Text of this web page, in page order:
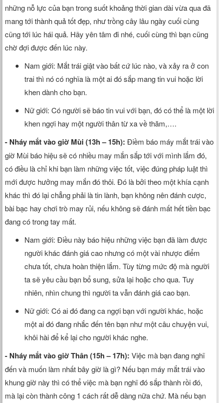
những nỗ lực của bạn trong suốt khoảng thời gian dài vừa qua đã
mang tới thành quả tốt đẹp, như trồng cây lâu ngày cuối cùng
cũng tới lúc hái quả. Hãy yên tâm đi nhé, cuối cùng thì bạn cũng
chờ đợi được đến lúc này.
Nam giới: Mắt trái giật vào bất cứ lúc nào, và xảy ra ở con
trai thì nó có nghĩa là một ai đó sắp mang tin vui hoặc lời
khen dành cho bạn.
Nữ giới: Có người sẽ báo tin vui với bạn, đó có thể là một lời
khen ngợi hay một người thân từ xa về thăm,….
- Nháy mắt vào giờ Mùi (13h – 15h): Điềm báo máy mắt trái vào
giờ Mùi báo hiệu sẽ có nhiều may mắn sắp tới với mình lắm đó,
có điều là chỉ khi bạn làm những việc tốt, việc đúng pháp luật thì
mới được hưởng may mắn đó thôi. Đó là bởi theo một khía cạnh
khác thì đó lại chẳng phải là tin lành, bạn không nên đánh cược,
bài bạc hay chơi trò may rủi, nếu không sẽ đánh mất hết tiền bạc
đang có trong tay mất.
Nam giới: Điều này báo hiệu những việc bạn đã làm được
người khác đánh giá cao nhưng có một vài nhược điểm
chưa tốt, chưa hoàn thiện lắm. Tùy từng mức độ mà người
ta sẽ yêu cầu bạn bổ sung, sửa lại hoặc cho qua. Tuy
nhiên, nhìn chung thì người ta vẫn đánh giá cao bạn.
Nữ giới: Có ai đó đang ca ngợi bạn với người khác, hoặc
một ai đó đang nhắc đến tên bạn như một câu chuyện vui,
khôi hài để kể lại cho người khác nghe.
- Nháy mắt vào giờ Thân (15h – 17h): Việc mà bạn đang nghĩ
đến và muốn làm nhất bây giờ là gì? Nếu bạn máy mắt trái vào
khung giờ này thì có thể việc mà bạn nghĩ đó sắp thành rồi đó,
mà lại còn thành công 1 cách rất dễ dàng nữa chứ. Mà nếu bạn